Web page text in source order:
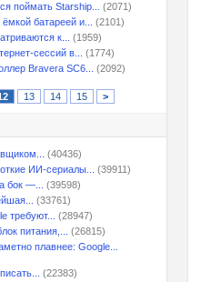
поймать Starship...
(2071)
батареей и...
(2101)
к...
(1959)
сессий в...
(1774)
Bravera SC6...
(2092)
13 14 15 >
(40436)
ИИ-сериалы...
(39911)
бок —...
(39598)
(33761)
требуют...
(28947)
питания,...
(26815)
плавнее: Google...
(22383)